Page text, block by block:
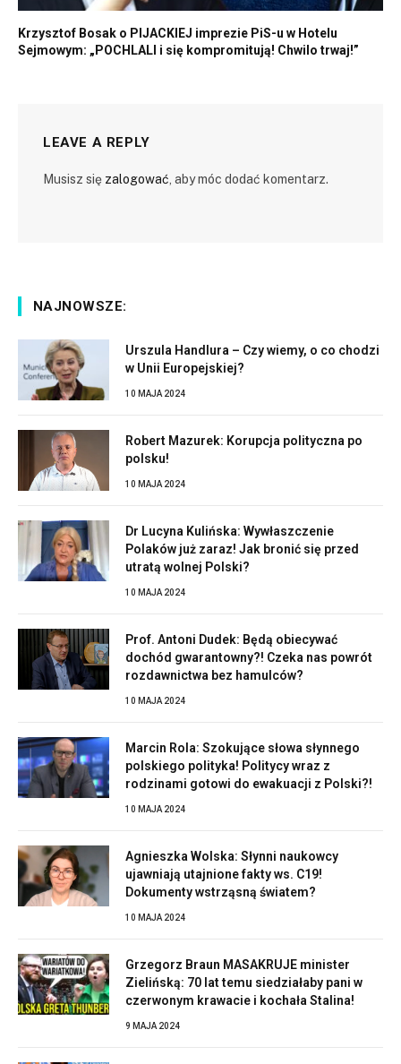
Krzysztof Bosak o PIJACKIEJ imprezie PiS-u w Hotelu
Sejmowym: „POCHLALI i się kompromitują! Chwilo trwaj!”
LEAVE A REPLY
Musisz się zalogować , aby móc dodać komentarz.
NAJNOWSZE:
Urszula Handlura – Czy wiemy, o co chodzi
w Unii Europejskiej?
10 MAJA 2024
Robert Mazurek: Korupcja polityczna po
polsku!
10 MAJA 2024
Dr Lucyna Kulińska: Wywłaszczenie
Polaków już zaraz! Jak bronić się przed
utratą wolnej Polski?
10 MAJA 2024
Prof. Antoni Dudek: Będą obiecywać
dochód gwarantowny?! Czeka nas powrót
rozdawnictwa bez hamulców?
10 MAJA 2024
Marcin Rola: Szokujące słowa słynnego
polskiego polityka! Politycy wraz z
rodzinami gotowi do ewakuacji z Polski?!
10 MAJA 2024
Agnieszka Wolska: Słynni naukowcy
ujawniają utajnione fakty ws. C19!
Dokumenty wstrząsną światem?
10 MAJA 2024
Grzegorz Braun MASAKRUJE minister
Zielińską: 70 lat temu siedziałaby pani w
czerwonym krawacie i kochała Stalina!
9 MAJA 2024